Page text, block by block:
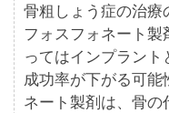
骨粗しょう症の治療
フォスフォネート製
ってはインプラン
成功率が下がる可能
ネート製剤は、骨